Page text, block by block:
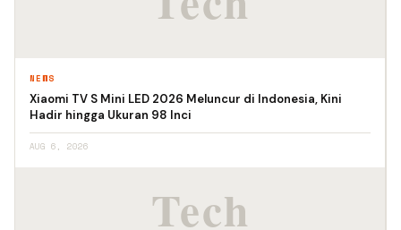
NEWS
Xiaomi TV S Mini LED 2026 Meluncur di Indonesia, Kini
Hadir hingga Ukuran 98 Inci
AUG 6, 2026